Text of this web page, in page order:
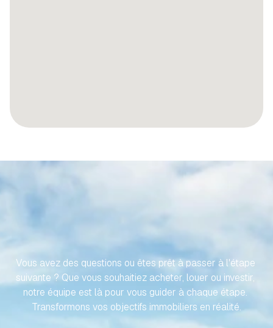
EFFORT
Vous avez des questions ou êtes prêt à passer à l'étape
suivante ? Que vous souhaitiez acheter, louer ou investir,
notre équipe est là pour vous guider à chaque étape.
Transformons vos objectifs immobiliers en réalité.